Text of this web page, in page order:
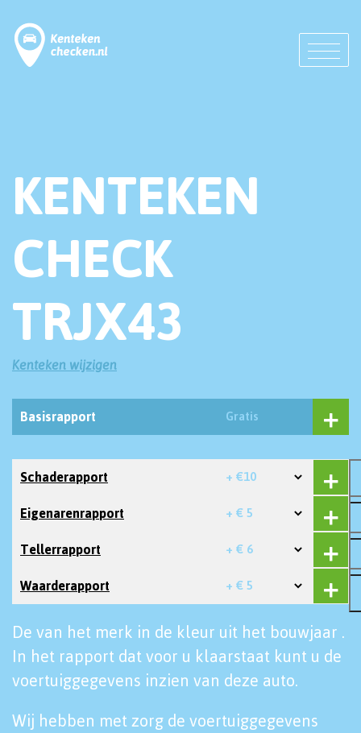
KENTEKEN
CHECK
TRJX43
Kenteken wijzigen
Basisrapport Gratis
Schaderapport + €10
Eigenarenrapport + € 5
Tellerrapport + € 6
Waarderapport + € 5
De van het merk in de kleur uit het bouwjaar .
In het rapport dat voor u klaarstaat kunt u de
voertuiggegevens inzien van deze auto.
Wij hebben met zorg de voertuiggegevens